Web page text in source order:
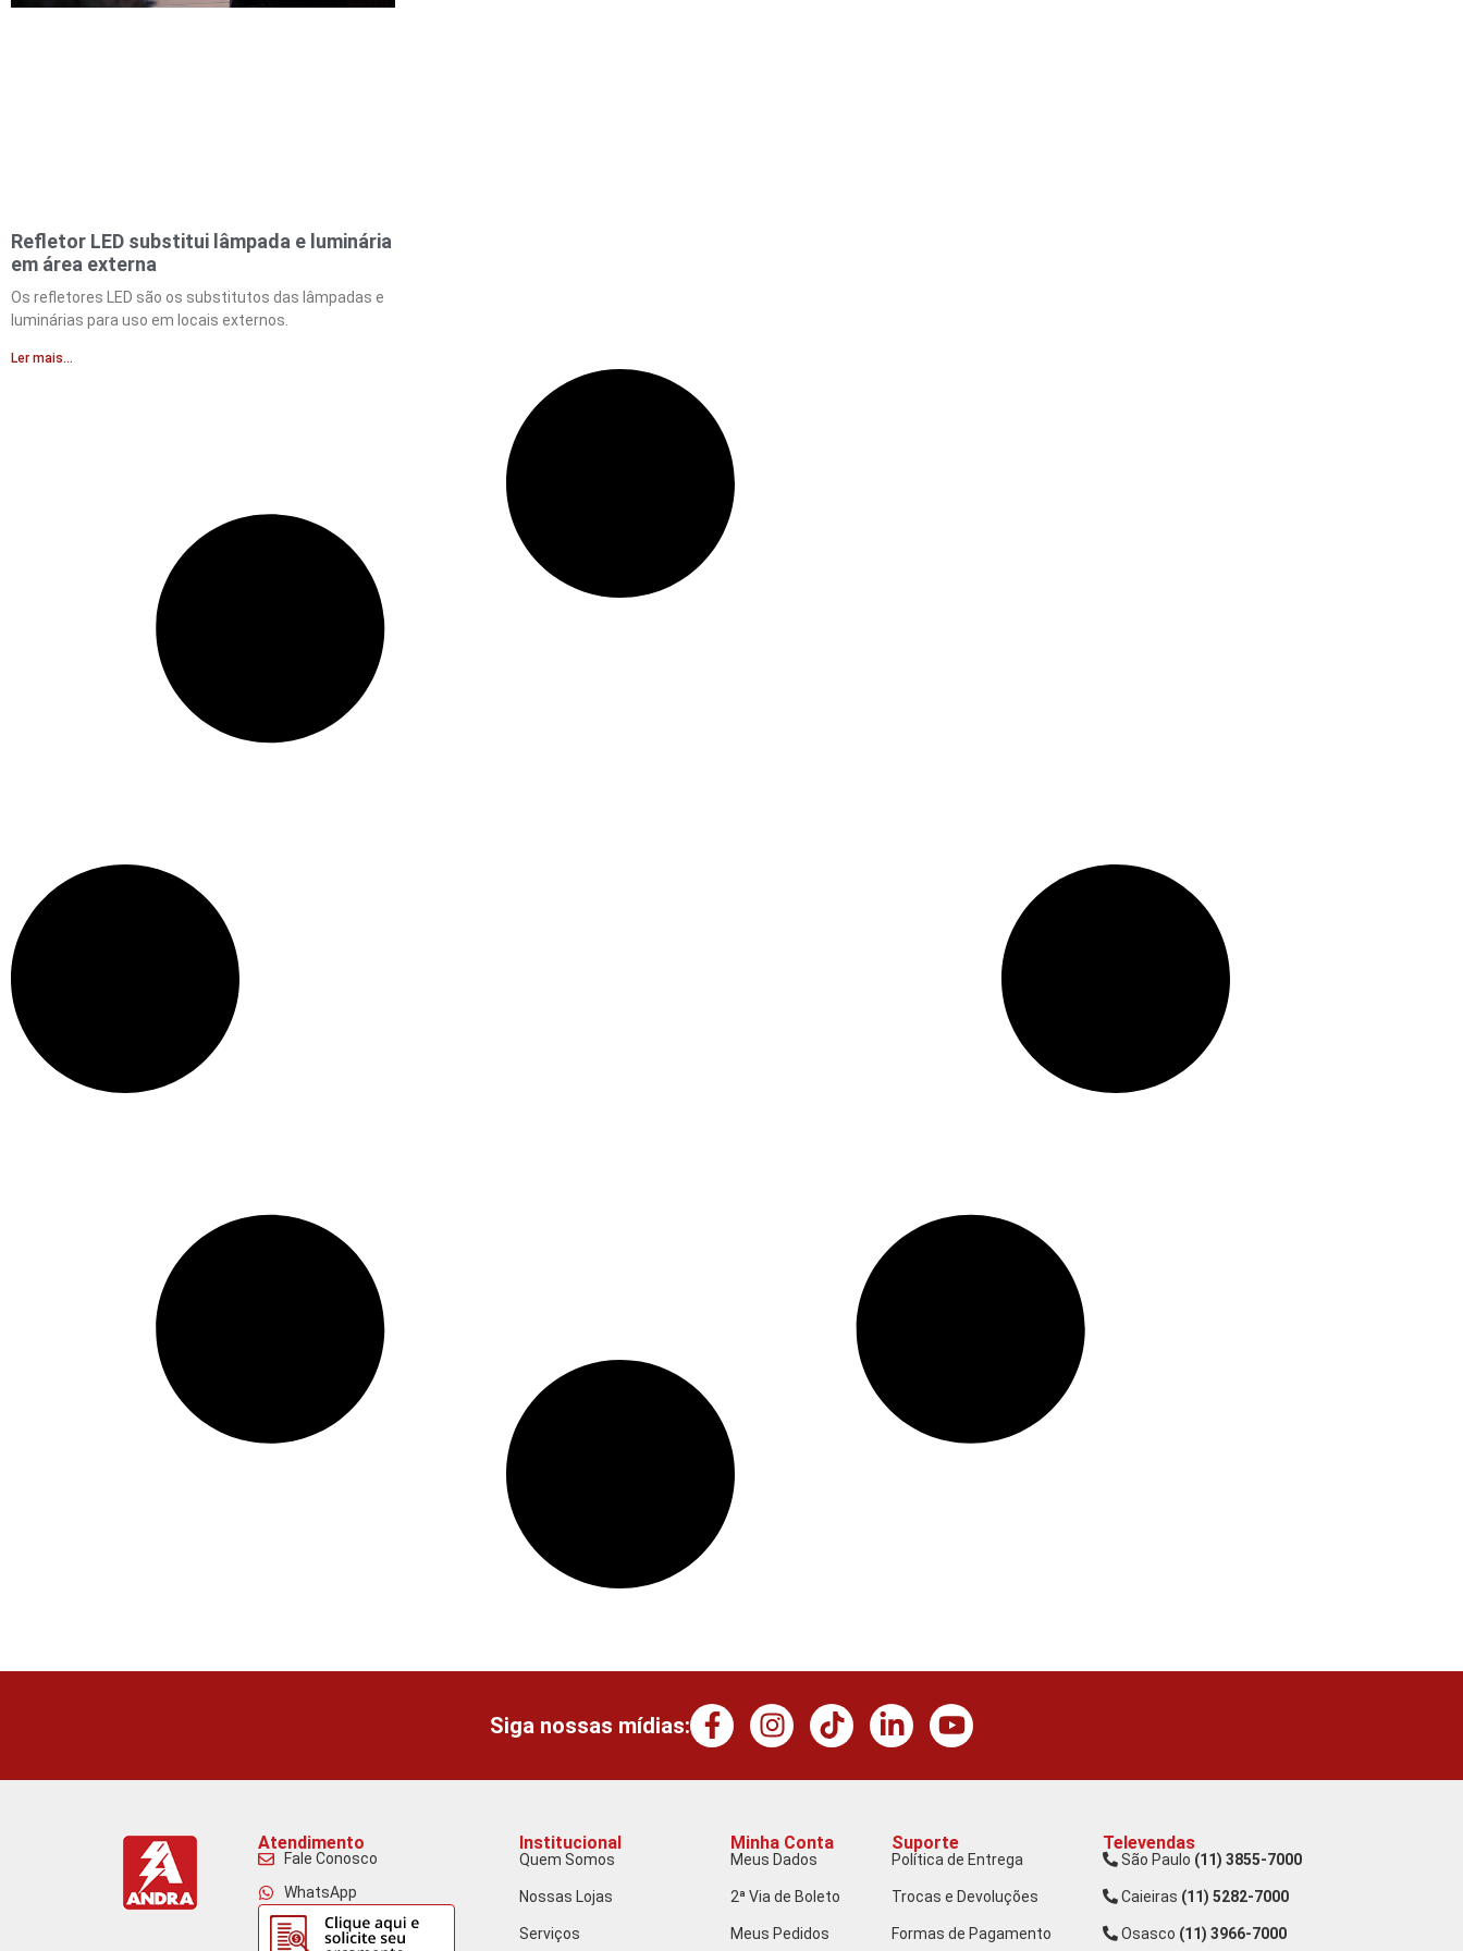
Refletor LED substitui lâmpada e luminária
em área externa
Os refletores LED são os substitutos das lâmpadas e
luminárias para uso em locais externos.
Ler mais...
Siga nossas mídias:
Atendimento
Fale Conosco
WhatsApp
Institucional
Quem Somos
Nossas Lojas
Serviços
Minha Conta
Meus Dados
2ª Via de Boleto
Meus Pedidos
Suporte
Política de Entrega
Trocas e Devoluções
Formas de Pagamento
Televendas
São Paulo (11) 3855-7000
Caieiras (11) 5282-7000
Osasco (11) 3966-7000